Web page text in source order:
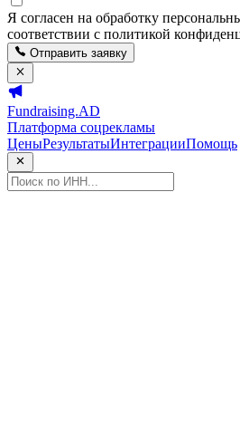
Я согласен на обработку
соответствии с политикой
Отправить заявку
Fundraising.AD
Платформа соцрекламы
ЦеныРезультатыИнтеграцииПомощь